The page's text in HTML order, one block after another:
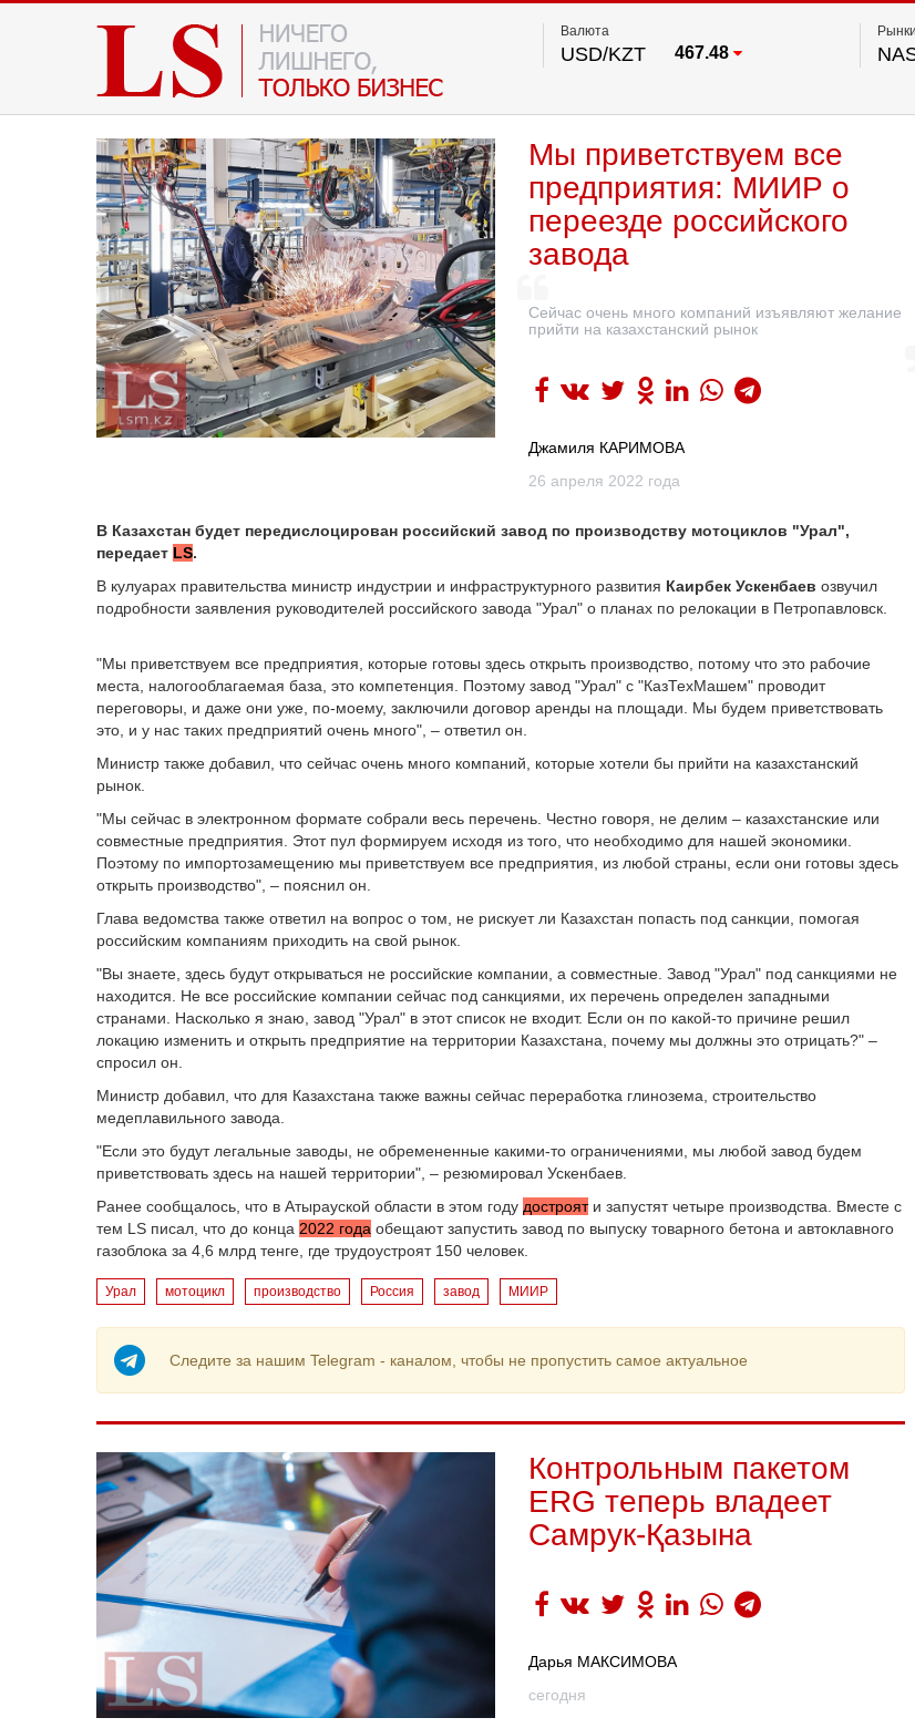
Валюта
USD/KZT 467.48
Рынки
Мы приветствуем все
предприятия: МИИР о
переезде российского
завода
Сейчас очень много компаний изъявляют желание
прийти на казахстанский рынок
Джамиля КАРИМОВА
26 апреля 2022 года
В Казахстан будет передислоцирован российский завод по производству мотоциклов "Урал",
передает LS.
В кулуарах правительства министр индустрии и инфраструктурного развития Каирбек Ускенбаев озвучил
подробности заявления руководителей российского завода "Урал" о планах по релокации в Петропавловск.
"Мы приветствуем все предприятия, которые готовы здесь открыть производство, потому что это рабочие
места, налогооблагаемая база, это компетенция. Поэтому завод "Урал" с "КазТехМашем" проводит
переговоры, и даже они уже, по-моему, заключили договор аренды на площади. Мы будем приветствовать
это, и у нас таких предприятий очень много", – ответил он.
Министр также добавил, что сейчас очень много компаний, которые хотели бы прийти на казахстанский
рынок.
"Мы сейчас в электронном формате собрали весь перечень. Честно говоря, не делим – казахстанские или
совместные предприятия. Этот пул формируем исходя из того, что необходимо для нашей экономики.
Поэтому по импортозамещению мы приветствуем все предприятия, из любой страны, если они готовы здесь
открыть производство", – пояснил он.
Глава ведомства также ответил на вопрос о том, не рискует ли Казахстан попасть под санкции, помогая
российским компаниям приходить на свой рынок.
"Вы знаете, здесь будут открываться не российские компании, а совместные. Завод "Урал" под санкциями не
находится. Не все российские компании сейчас под санкциями, их перечень определен западными
странами. Насколько я знаю, завод "Урал" в этот список не входит. Если он по какой-то причине решил
локацию изменить и открыть предприятие на территории Казахстана, почему мы должны это отрицать?" –
спросил он.
Министр добавил, что для Казахстана также важны сейчас переработка глинозема, строительство
медеплавильного завода.
"Если это будут легальные заводы, не обремененные какими-то ограничениями, мы любой завод будем
приветствовать здесь на нашей территории", – резюмировал Ускенбаев.
Ранее сообщалось, что в Атырауской области в этом году дострояти запустят четыре производства. Вместе с
тем LS писал, что до конца 2022 года обещают запустить завод по выпуску товарного бетона и автоклавного
газоблока за 4,6 млрд тенге, где трудоустроят 150 человек.
Урал мотоцикл производство Россия завод МИИР
Следите за нашим Telegram - каналом, чтобы не пропустить самое актуальное
Контрольным пакетом
ERG теперь владеет
Самрук-Қазына
Дарья МАКСИМОВА
сегодня